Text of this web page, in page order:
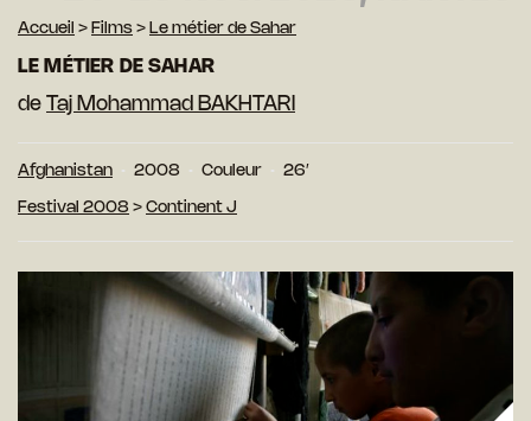
Accueil > Films > Le métier de Sahar
LE MÉTIER DE SAHAR
de Taj Mohammad BAKHTARI
Afghanistan 2008 Couleur 26′
Festival 2008 > Continent J